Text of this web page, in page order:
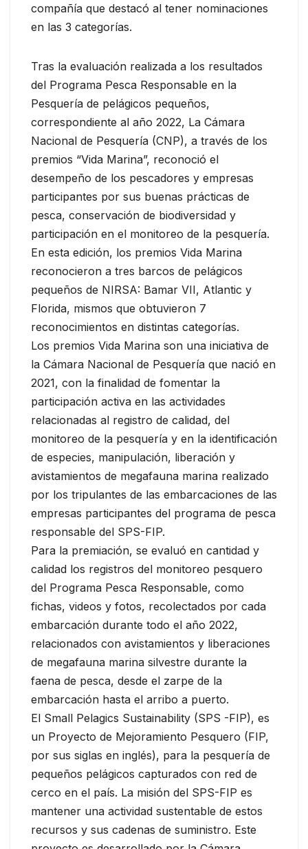
compañía que destacó al tener nominaciones
en las 3 categorías.
Tras la evaluación realizada a los resultados
del Programa Pesca Responsable en la
Pesquería de pelágicos pequeños,
correspondiente al año 2022, La Cámara
Nacional de Pesquería (CNP), a través de los
premios “Vida Marina”, reconoció el
desempeño de los pescadores y empresas
participantes por sus buenas prácticas de
pesca, conservación de biodiversidad y
participación en el monitoreo de la pesquería.
En esta edición, los premios Vida Marina
reconocieron a tres barcos de pelágicos
pequeños de NIRSA: Bamar VII, Atlantic y
Florida, mismos que obtuvieron 7
reconocimientos en distintas categorías.
Los premios Vida Marina son una iniciativa de
la Cámara Nacional de Pesquería que nació en
2021, con la finalidad de fomentar la
participación activa en las actividades
relacionadas al registro de calidad, del
monitoreo de la pesquería y en la identificación
de especies, manipulación, liberación y
avistamientos de megafauna marina realizado
por los tripulantes de las embarcaciones de las
empresas participantes del programa de pesca
responsable del SPS-FIP.
Para la premiación, se evaluó en cantidad y
calidad los registros del monitoreo pesquero
del Programa Pesca Responsable, como
fichas, videos y fotos, recolectados por cada
embarcación durante todo el año 2022,
relacionados con avistamientos y liberaciones
de megafauna marina silvestre durante la
faena de pesca, desde el zarpe de la
embarcación hasta el arribo a puerto.
El Small Pelagics Sustainability (SPS -FIP), es
un Proyecto de Mejoramiento Pesquero (FIP,
por sus siglas en inglés), para la pesquería de
pequeños pelágicos capturados con red de
cerco en el país. La misión del SPS-FIP es
mantener una actividad sustentable de estos
recursos y sus cadenas de suministro. Este